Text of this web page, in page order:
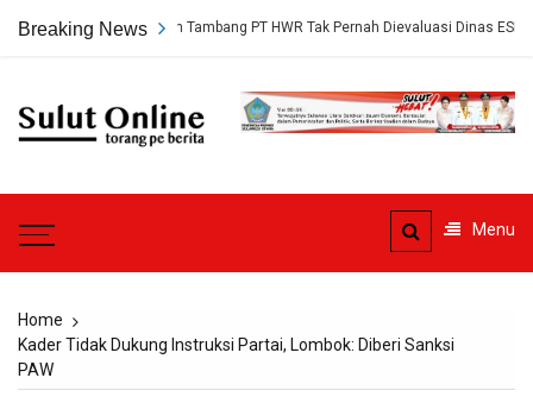
Breaking News
Persetujuan Tambang PT HWR Tak Pernah Dievaluasi Dinas ESDM
Sulut
Menu
Home
Kader Tidak Dukung Instruksi Partai, Lombok: Diberi Sanksi
PAW